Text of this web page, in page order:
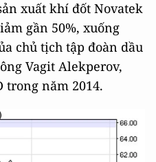
xuất khí đốt Novatek
gần 50%, xuống
chủ tịch tập đoàn dầu
Vagit Alekperov,
trong năm 2014.